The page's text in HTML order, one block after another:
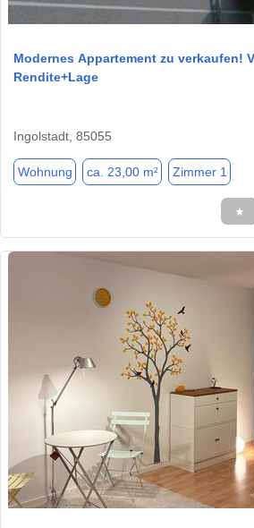
Modernes Appartement zu verkaufen!
Rendite+Lage
Ingolstadt, 85055
Wohnung ca. 23,00 m² Zimmer 1
★